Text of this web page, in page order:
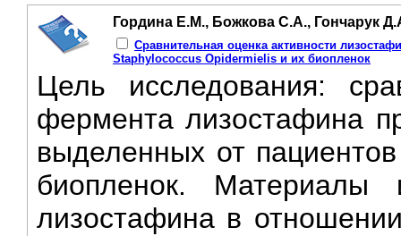
Гордина Е.М., Божкова С.А., Гончарук
Сравнительная оценка активности
Staphylococcus Opidermielis и их биопленок
Цель исследования:
фермента лизостафина
выделенных от
биопленок.
лизостафина в